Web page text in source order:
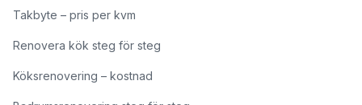
Takbyte – pris per kvm
Renovera kök steg för steg
Köksrenovering – kostnad